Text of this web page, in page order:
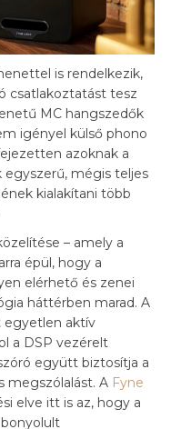
is rendelkezik,
csatlakoztatást tesz
MC hangszedők
igényel külső phono
azoknak a
egyszerű, mégis teljes
kialakítani több
– amely a
épül, hogy a
elérhető és zenei
háttérben marad. A
egyetlen aktív
a DSP vezérelt
együtt biztosítja a
megszólalást. A Fyne
elve itt is az, hogy a